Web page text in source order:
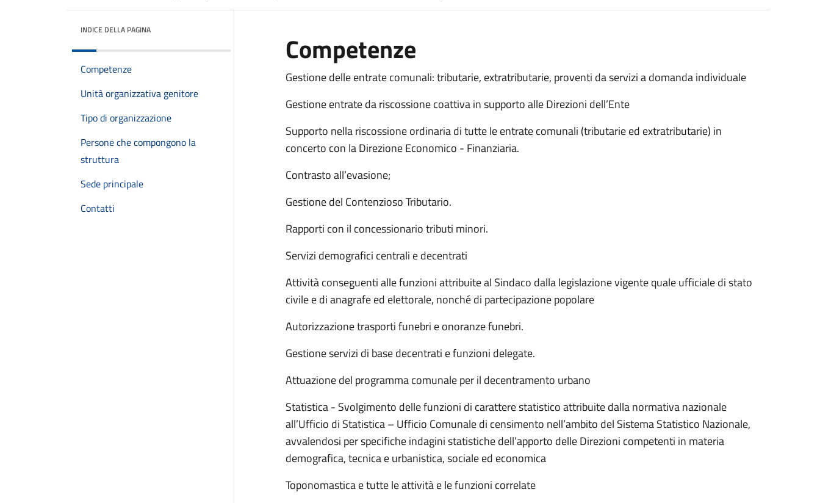
INDICE DELLA PAGINA
Competenze
Unità organizzativa genitore
Tipo di organizzazione
Persone che compongono la
struttura
Sede principale
Contatti
Competenze
Gestione delle entrate comunali: tributarie, extratributarie, proventi da servizi a domanda individuale
Gestione entrate da riscossione coattiva in supporto alle Direzioni dell’Ente
Supporto nella riscossione ordinaria di tutte le entrate comunali (tributarie ed extratributarie) in
concerto con la Direzione Economico - Finanziaria.
Contrasto all’evasione;
Gestione del Contenzioso Tributario.
Rapporti con il concessionario tributi minori.
Servizi demografici centrali e decentrati
Attività conseguenti alle funzioni attribuite al Sindaco dalla legislazione vigente quale ufficiale di stato
civile e di anagrafe ed elettorale, nonché di partecipazione popolare
Autorizzazione trasporti funebri e onoranze funebri.
Gestione servizi di base decentrati e funzioni delegate.
Attuazione del programma comunale per il decentramento urbano
Statistica - Svolgimento delle funzioni di carattere statistico attribuite dalla normativa nazionale
all’Ufficio di Statistica – Ufficio Comunale di censimento nell’ambito del Sistema Statistico Nazionale,
avvalendosi per specifiche indagini statistiche dell’apporto delle Direzioni competenti in materia
demografica, tecnica e urbanistica, sociale ed economica
Toponomastica e tutte le attività e le funzioni correlate